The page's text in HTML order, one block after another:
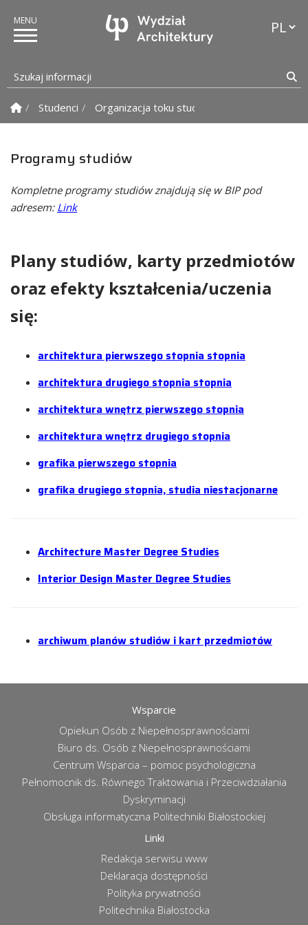
Szukaj informacji
Strona Główna
Studenci Organizacja toku studiów
Programy studiów
Kompletne programy studiów znajdują się w BIP pod
adresem: Link
Plany studiów, karty przedmiotów
oraz efekty kształcenia/uczenia
się:
architektura pierwszego stopnia stopnia
architektura drugiego stopnia stopnia
architektura wnętrz pierwszego stopnia
architektura wnętrz drugiego stopnia
grafika pierwszego stopnia
grafika drugiego stopnia, studia niestacjonarne
Architecture Master Degree Studies
Interior Design Master Degree Studies
archiwum planów studiów i kart przedmiotów
Wsparcie
Opiekun Osób z Niepełnosprawnościami
Biuro ds. Osób z Niepełnosprawnościami
Centrum Wsparcia – pomoc psychologiczna
Pełnomocnik ds. Równego Traktowania i Przeciwdziałania
Dyskryminacji
Obsługa informatyczna Politechniki Białostockiej
Linki
Redakcja serwisu www
Deklaracja dostępności
Polityka prywatności
Politechnika Białostocka